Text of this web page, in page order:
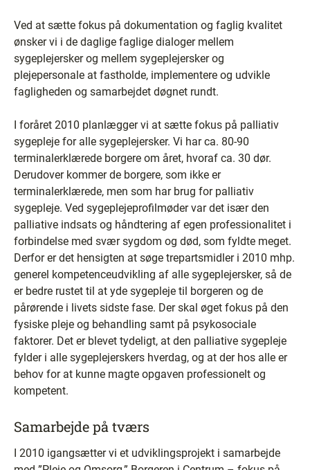
Ved at sætte fokus på dokumentation og faglig kvalitet
ønsker vi i de daglige faglige dialoger mellem
sygeplejersker og mellem sygeplejersker og
plejepersonale at fastholde, implementere og udvikle
fagligheden og samarbejdet døgnet rundt.
I foråret 2010 planlægger vi at sætte fokus på palliativ
sygepleje for alle sygeplejersker. Vi har ca. 80-90
terminalerklærede borgere om året, hvoraf ca. 30 dør.
Derudover kommer de borgere, som ikke er
terminalerklærede, men som har brug for palliativ
sygepleje. Ved sygeplejeprofilmøder var det især den
palliative indsats og håndtering af egen professionalitet i
forbindelse med svær sygdom og død, som fyldte meget.
Derfor er det hensigten at søge trepartsmidler i 2010 mhp.
generel kompetenceudvikling af alle sygeplejersker, så de
er bedre rustet til at yde sygepleje til borgeren og de
pårørende i livets sidste fase. Der skal øget fokus på den
fysiske pleje og behandling samt på psykosociale
faktorer. Det er blevet tydeligt, at den palliative sygepleje
fylder i alle sygeplejerskers hverdag, og at der hos alle er
behov for at kunne magte opgaven professionelt og
kompetent.
Samarbejde på tværs
I 2010 igangsætter vi et udviklingsprojekt i samarbejde